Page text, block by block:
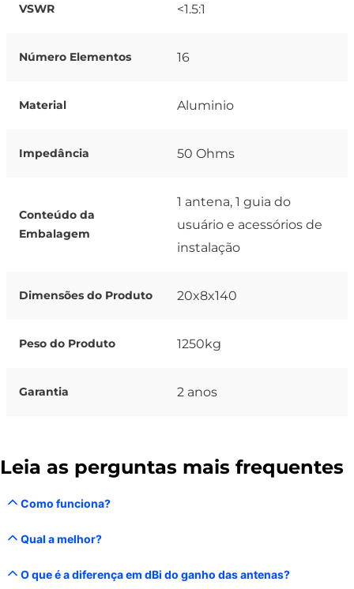
VSWR <1.5:1
Número Elementos 16
Material Aluminio
Impedância 50 Ohms
Conteúdo da
Embalagem
1 antena, 1 guia do
usuário e acessórios de
instalação
Dimensões do Produto 20x8x140
Peso do Produto 1250kg
Garantia 2 anos
Leia as perguntas mais frequentes
Como funciona?
Qual a melhor?
O que é a diferença em dBi do ganho das antenas?